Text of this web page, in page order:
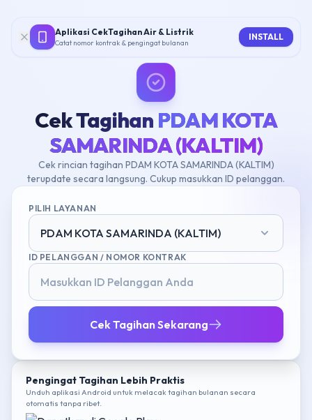
Aplikasi CekTagihan Air & Listrik
Catat nomor kontrak & pengingat bulanan
INSTALL
Cek Tagihan PDAM KOTA
SAMARINDA (KALTIM)
Cek rincian tagihan PDAM KOTA SAMARINDA (KALTIM)
terupdate secara langsung. Cukup masukkan ID pelanggan.
PILIH LAYANAN
PDAM KOTA SAMARINDA (KALTIM)
ID PELANGGAN / NOMOR KONTRAK
Cek Tagihan Sekarang
Pengingat Tagihan Lebih Praktis
Unduh aplikasi Android untuk melacak tagihan bulanan secara
otomatis tanpa ribet.